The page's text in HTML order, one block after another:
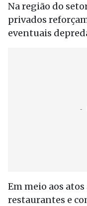
Na região do
privados
eventuais
Em meio aos
restaurantes e